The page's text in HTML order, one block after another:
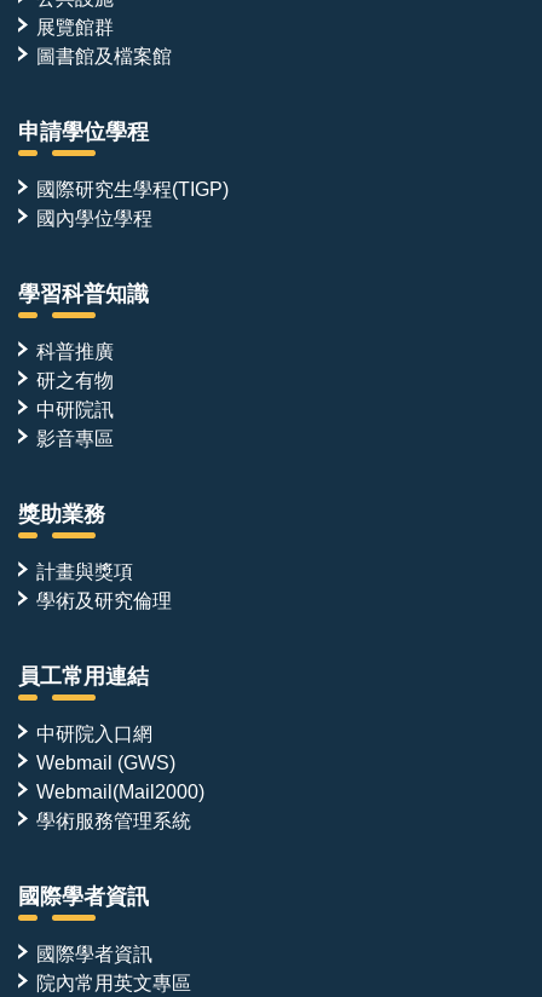
展覽館群
圖書館及檔案館
申請學位學程
國際研究生學程(TIGP)
國內學位學程
學習科普知識
科普推廣
研之有物
中研院訊
影音專區
獎助業務
計畫與獎項
學術及研究倫理
員工常用連結
中研院入口網
Webmail (GWS)
Webmail(Mail2000)
學術服務管理系統
國際學者資訊
國際學者資訊
院內常用英文專區